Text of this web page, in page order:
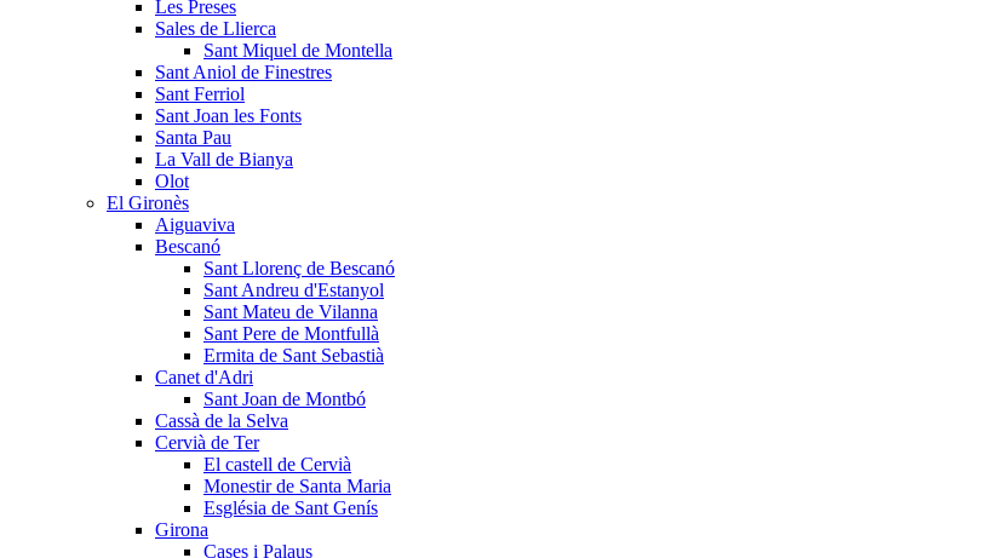
Les Preses
Sales de Llierca
Sant Miquel de Montella
Sant Aniol de Finestres
Sant Ferriol
Sant Joan les Fonts
Santa Pau
La Vall de Bianya
Olot
El Gironès
Aiguaviva
Bescanó
Sant Llorenç de Bescanó
Sant Andreu d'Estanyol
Sant Mateu de Vilanna
Sant Pere de Montfullà
Ermita de Sant Sebastià
Canet d'Adri
Sant Joan de Montbó
Cassà de la Selva
Cervià de Ter
El castell de Cervià
Monestir de Santa Maria
Església de Sant Genís
Girona
Cases i Palaus